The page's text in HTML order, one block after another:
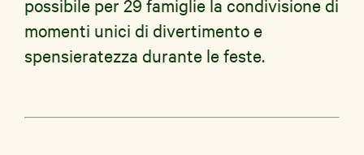
possibile per 29 famiglie la condivisione di
momenti unici di divertimento e
spensieratezza durante le feste.